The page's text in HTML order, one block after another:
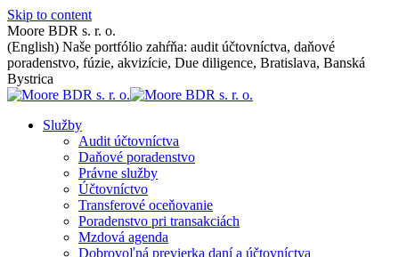
Skip to content
Moore BDR s. r. o.
(English) Naše portfólio zahŕňa: audit účtovníctva, daňové
poradenstvo, fúzie, akvizície, Due diligence, Bratislava, Banská
Bystrica
Služby
Audit účtovníctva
Daňové poradenstvo
Právne služby
Účtovníctvo
Transferové oceňovanie
Poradenstvo pri transakciách
Mzdová agenda
Dobrovoľná previerka daní a účtovníctva